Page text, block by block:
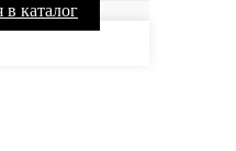
в каталог